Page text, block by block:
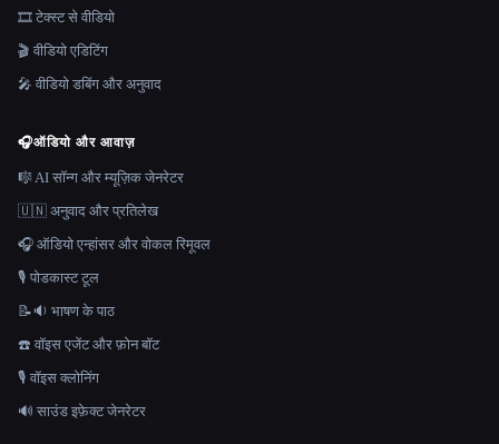
🎞️ टेक्स्ट से वीडियो
🎬 वीडियो एडिटिंग
🎤 वीडियो डबिंग और अनुवाद
🎧ऑडियो और आवाज़
🎼 AI सॉन्ग और म्यूज़िक जेनरेटर
🇺🇳 अनुवाद और प्रतिलेख
🎧 ऑडियो एन्हांसर और वोकल रिमूवल
🎙️ पोडकास्ट टूल
📝🔉 भाषण के पाठ
☎️ वॉइस एजेंट और फ़ोन बॉट
🎙️ वॉइस क्लोनिंग
🔊 साउंड इफ़ेक्ट जेनरेटर